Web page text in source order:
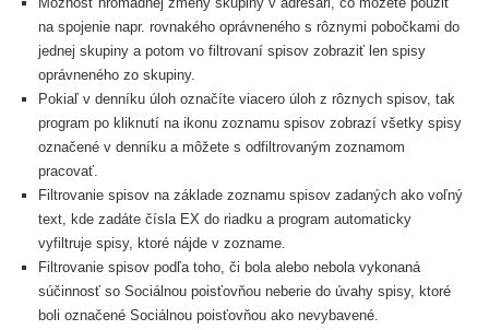
na spojenie napr. rovnakého oprávneného s rôznymi pobočkami do
jednej skupiny a potom vo filtrovaní spisov zobraziť len spisy
oprávneného zo skupiny.
Pokiaľ v denníku úloh označíte viacero úloh z rôznych spisov, tak
program po kliknutí na ikonu zoznamu spisov zobrazí všetky spisy
označené v denníku a môžete s odfiltrovaným zoznamom
pracovať.
Filtrovanie spisov na základe zoznamu spisov zadaných ako voľný
text, kde zadáte čísla EX do riadku a program automaticky
vyfiltruje spisy, ktoré nájde v zozname.
Filtrovanie spisov podľa toho, či bola alebo nebola vykonaná
súčinnosť so Sociálnou poisťovňou neberie do úvahy spisy, ktoré
boli označené Sociálnou poisťovňou ako nevybavené.